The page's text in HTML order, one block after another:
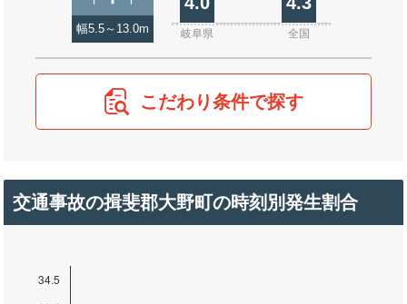
幅5.5～13.0m 岐阜県 全国
こだわり条件で探す
交通事故の揖斐郡大野町の時刻別発生割合